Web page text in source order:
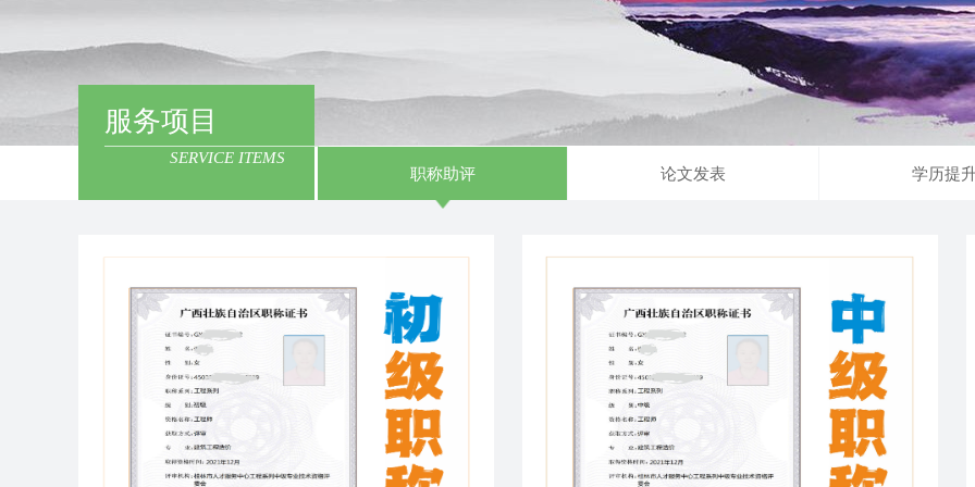
服务项目
SERVICE ITEMS
职称助评
论文发表 学历提